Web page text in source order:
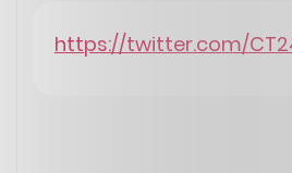
https://twitter.com/